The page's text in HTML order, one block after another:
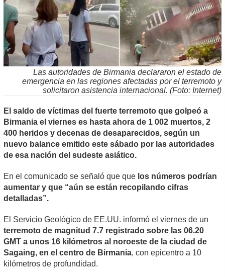
Las autoridades de Birmania declararon el estado de
emergencia en las regiones afectadas por el terremoto y
solicitaron asistencia internacional. (Foto: Internet)
El saldo de víctimas del fuerte terremoto que golpeó a
Birmania el viernes es hasta ahora de 1 002 muertos, 2
400 heridos y decenas de desaparecidos, según un
nuevo balance emitido este sábado por las autoridades
de esa nación del sudeste asiático.
En el comunicado se señaló que que los números podrían
aumentar y que “aún se están recopilando cifras
detalladas”.
El Servicio Geológico de EE.UU. informó el viernes de un
terremoto de magnitud 7.7 registrado sobre las 06.20
GMT a unos 16 kilómetros al noroeste de la ciudad de
Sagaing, en el centro de Birmania, con epicentro a 10
kilómetros de profundidad.